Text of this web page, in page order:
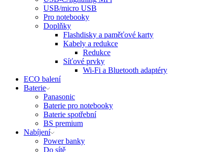
USB/micro USB
Pro notebooky
Doplňky
Flashdisky a paměťové karty
Kabely a redukce
Redukce
Síťové prvky
Wi-Fi a Bluetooth adaptéry
ECO balení
Baterie
Panasonic
Baterie pro notebooky
Baterie spotřební
BS premium
Nabíjení
Power banky
Do sítě